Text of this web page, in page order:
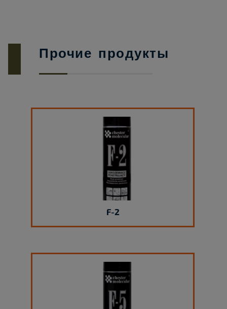
Прочие продукты
F-2